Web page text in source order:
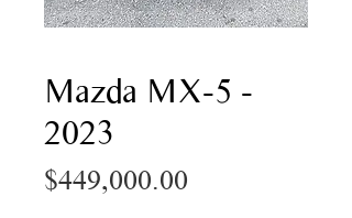
Mazda MX-5 -
2023
$449,000.00